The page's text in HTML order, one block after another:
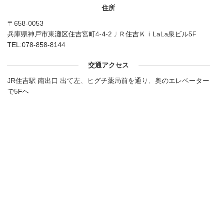
住所
〒658-0053
兵庫県神戸市東灘区住吉宮町4-4-2ＪＲ住吉ＫｉLaLa泉ビル5F
TEL:078-858-8144
交通アクセス
JR住吉駅 南出口 出て左、ヒグチ薬局前を通り、奥のエレベーター
で5Fへ